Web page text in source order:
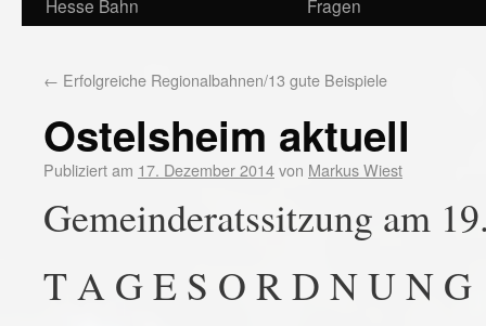
Hesse Bahn
Fragen
← Erfolgreiche Regionalbahnen/13 gute Beispiele
Ostelsheim aktuell
Publiziert am 17. Dezember 2014von Markus Wiest
Gemeinderatssitzung am
T A G E S O R D N U N G